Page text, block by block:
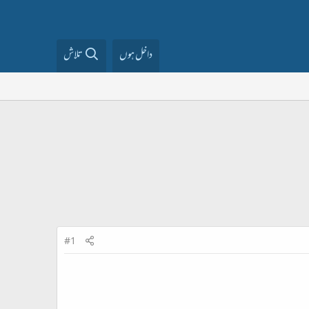
داخل ہوں تلاش
#1